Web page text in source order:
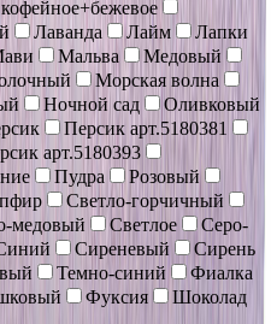
кофейное+бежевое
Лаванда Лайм
Лапки
Мальва
Медовый
Морская волна
Ночной сад
Оливковый
Персик арт.5180381
арт.5180393
Пудра
Розовый
Светло-горчичный
медовый Светлое
Серо-
Сиреневый
Сирень
Темно-синий
Фиалка
Фуксия
Шоколад